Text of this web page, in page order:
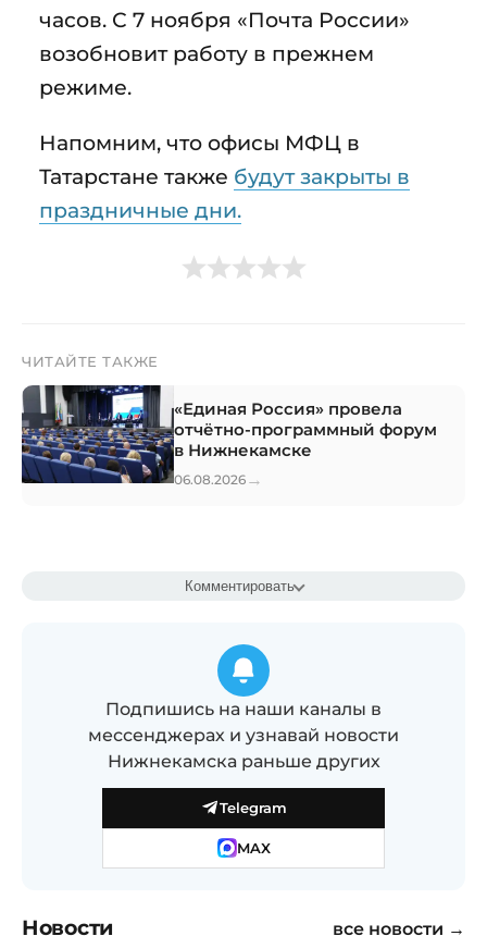
часов. С 7 ноября «Почта России»
возобновит работу в прежнем
режиме.
Напомним, что офисы МФЦ в
Татарстане также будут закрыты в
праздничные дни.
ЧИТАЙТЕ ТАКЖЕ
«Единая Россия» провела
отчётно-программный форум
в Нижнекамске
06.08.2026 →
Комментировать
Подпишись на наши каналы в
мессенджерах и узнавай новости
Нижнекамска раньше других
Telegram
MAX
Новости все новости →